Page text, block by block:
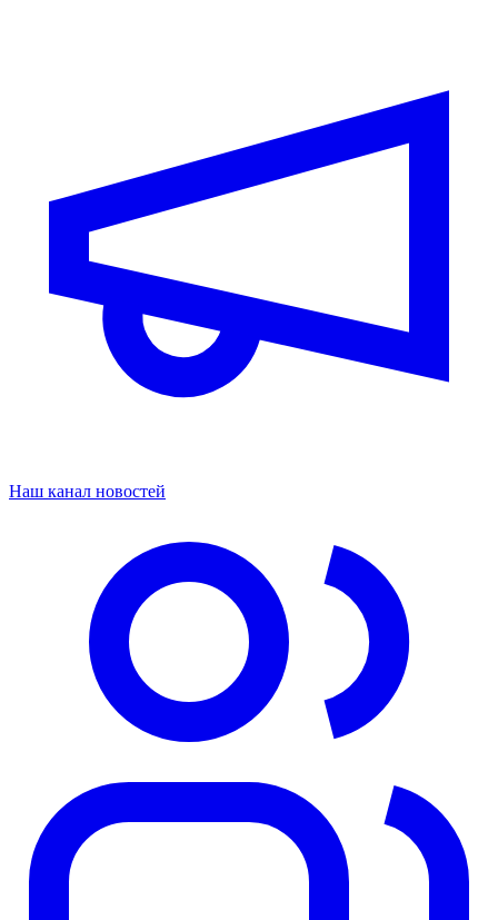
Наш канал новостей